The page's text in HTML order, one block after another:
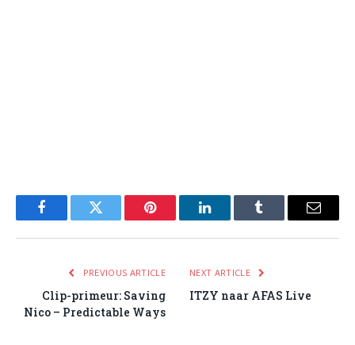
FacebookTwitter Pinterest LinkedInTumblr Email
PREVIOUS ARTICLE
Clip-primeur: Saving
Nico – Predictable Ways
NEXT ARTICLE
ITZY naar AFAS Live